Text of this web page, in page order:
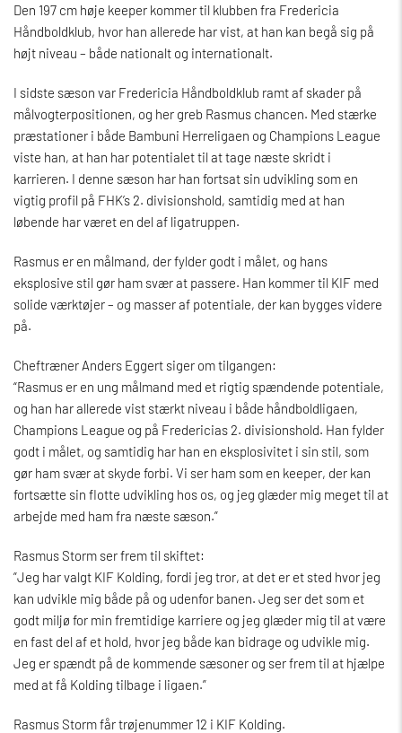
Den 197 cm høje keeper kommer til klubben fra Fredericia
Håndboldklub, hvor han allerede har vist, at han kan begå sig på
højt niveau – både nationalt og internationalt.
I sidste sæson var Fredericia Håndboldklub ramt af skader på
målvogterpositionen, og her greb Rasmus chancen. Med stærke
præstationer i både Bambuni Herreligaen og Champions League
viste han, at han har potentialet til at tage næste skridt i
karrieren. I denne sæson har han fortsat sin udvikling som en
vigtig profil på FHK’s 2. divisionshold, samtidig med at han
løbende har været en del af ligatruppen.
Rasmus er en målmand, der fylder godt i målet, og hans
eksplosive stil gør ham svær at passere. Han kommer til KIF med
solide værktøjer – og masser af potentiale, der kan bygges videre
på.
Cheftræner Anders Eggert siger om tilgangen:
“Rasmus er en ung målmand med et rigtig spændende potentiale,
og han har allerede vist stærkt niveau i både håndboldligaen,
Champions League og på Fredericias 2. divisionshold. Han fylder
godt i målet, og samtidig har han en eksplosivitet i sin stil, som
gør ham svær at skyde forbi. Vi ser ham som en keeper, der kan
fortsætte sin flotte udvikling hos os, og jeg glæder mig meget til at
arbejde med ham fra næste sæson.”
Rasmus Storm ser frem til skiftet:
”Jeg har valgt KIF Kolding, fordi jeg tror, at det er et sted hvor jeg
kan udvikle mig både på og udenfor banen. Jeg ser det som et
godt miljø for min fremtidige karriere og jeg glæder mig til at være
en fast del af et hold, hvor jeg både kan bidrage og udvikle mig.
Jeg er spændt på de kommende sæsoner og ser frem til at hjælpe
med at få Kolding tilbage i ligaen.”
Rasmus Storm får trøjenummer 12 i KIF Kolding.